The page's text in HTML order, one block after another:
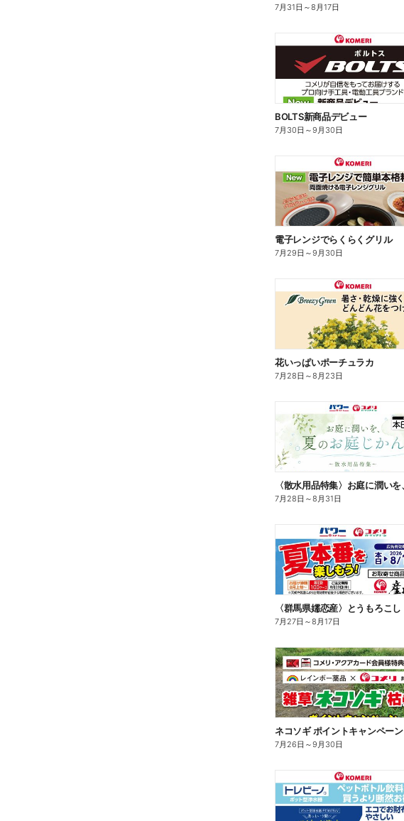
7月31日 ～8月17日
BOLTS新商品デビュー
7月30日 ～9月30日
電子レンジでらくらくグリル
7月29日 ～9月30日
花いっぱいポーチュラカ
7月28日 ～8月23日
7月28日 ～8月31日
〈群馬県嬬恋産〉とうもろこし
7月27日 ～8月17日
ネコソギ ポイントキャンペーン
7月26日 ～9月30日